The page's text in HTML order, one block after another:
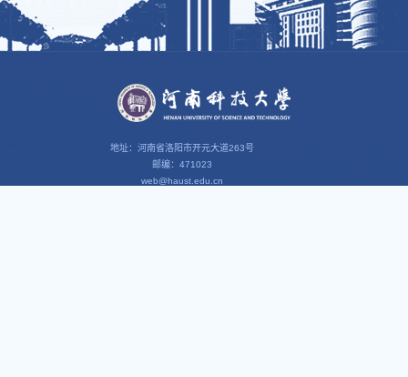
地址：河南省洛阳市开元大道263号
邮编：471023
web@haust.edu.cn